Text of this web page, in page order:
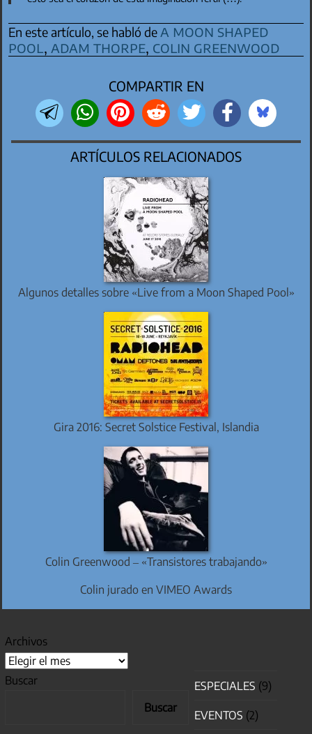
En este artículo, se habló de a moon shaped
pool, adam thorpe, colin greenwood
COMPARTIR EN
ARTÍCULOS RELACIONADOS
Algunos detalles sobre «Live from a Moon Shaped Pool»
Gira 2016: Secret Solstice Festival, Islandia
Colin Greenwood – «Transistores trabajando»
Colin jurado en VIMEO Awards
Archivos
Buscar
Buscar
ESPECIALES (9)
EVENTOS (2)